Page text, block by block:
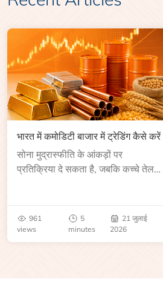
भारत में कमोडिटी बाजार में ट्रेडिंग कैसे करें
सोना मुद्रास्फीति के आंकड़ों पर
प्रतिक्रिया दे सकता है, जबकि कच्चे तेल
961
views
5
minutes
21 जुलाई
2026